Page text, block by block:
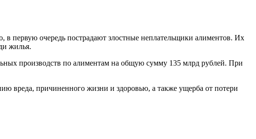
очередь пострадают злостные неплательщики алиментов. Их
жилья.
производств по алиментам на общую сумму 135 млрд рублей. При
вреда, причиненного жизни и здоровью, а также ущерба от потери